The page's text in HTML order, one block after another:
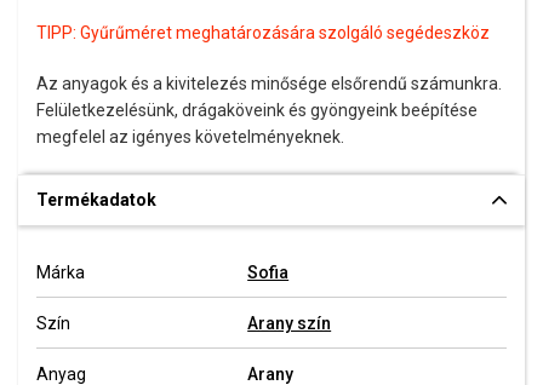
TIPP: Gyűrűméret meghatározására szolgáló segédeszköz
Az anyagok és a kivitelezés minősége elsőrendű számunkra.
Felületkezelésünk, drágaköveink és gyöngyeink beépítése
megfelel az igényes követelményeknek.
Termékadatok
Márka Sofia
Szín Arany szín
Anyag Arany